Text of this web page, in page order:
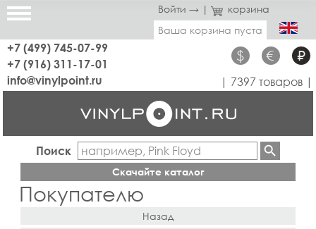
Войти → |
корзина
Ваша корзина пуста
+7 (499) 745-07-99
+7 (916) 311-17-01
$ € ₽
info@vinylpoint.ru | 7397 товаров |
Поиск
Скачайте каталог
Покупателю
Назад